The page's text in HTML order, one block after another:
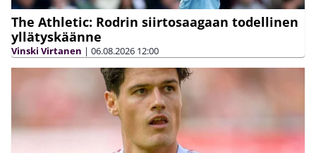
The Athletic: Rodrin siirtosaagaan todellinen
yllätyskäänne
Vinski Virtanen | 06.08.2026 12:00